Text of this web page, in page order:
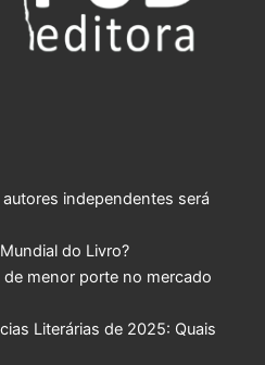
independentes será
do Livro?
menor porte no mercado
Literárias de 2025: Quais